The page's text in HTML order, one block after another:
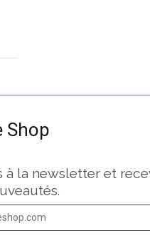
Shop
à la newsletter et